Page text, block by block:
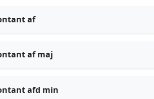
af
af maj
afd min